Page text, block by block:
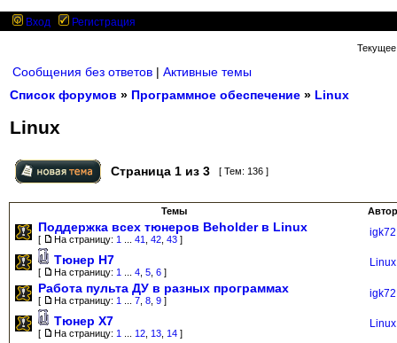
Вход Регистрация
Текущее
Сообщения без ответов | Активные темы
Список форумов » Программное обеспечение » Linux
Linux
Страница 1 из 3 [ Тем: 136 ]
Темы Автор
Поддержка всех тюнеров Beholder в Linux
[ На страницу: 1 41 42 43 ]
igk72
Тюнер H7
[ На страницу: 1 4 5 6 ]
Linux
Работа пульта ДУ в разных программах
[ На страницу: 1 7 8 9 ]
igk72
Тюнер X7
[ На страницу: 1 12 13 14 ]
Linux